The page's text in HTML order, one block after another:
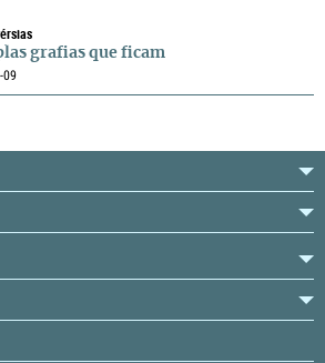
grafias que ficam
09